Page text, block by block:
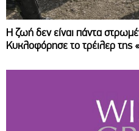
Η ζωή δεν είναι πάντα
Κυκλοφόρησε το τρέιλερ της